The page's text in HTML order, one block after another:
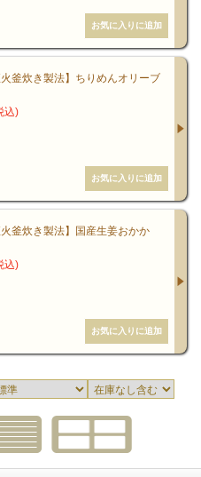
を伝えることを大きな目
そして、さまざまな風土
本調味料なども紹介して
には、まだまだ驚くほど
あります。日本人のから
ご一緒に味わいましょ
なろう！」が
に戻る
火釜炊き製法】ちりめんオリーブ
込)
火釜炊き製法】国産生姜おかか
込)